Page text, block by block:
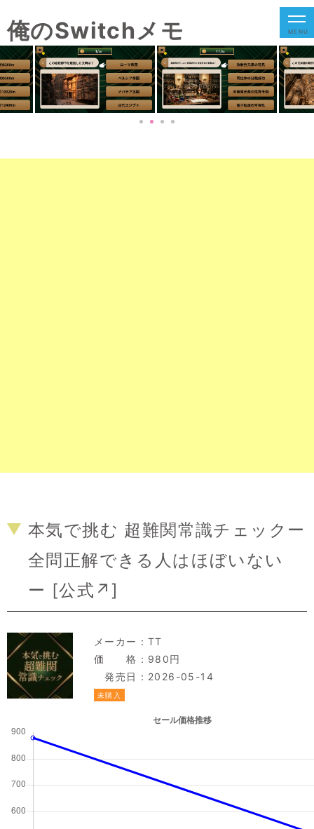
俺のSwitchメモ MENU
本気で挑む 超難関常識チェックー
全問正解できる人はほぼいない
ー [公式↗]
メーカー： TT
価 格：980円
発売日：2026-05-14
未購入